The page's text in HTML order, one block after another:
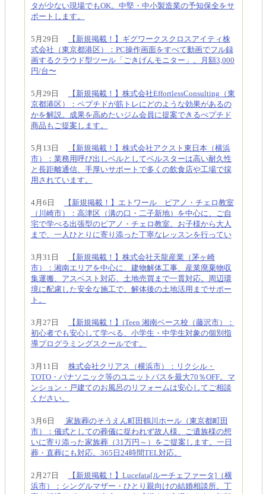
タが少ない現場でもOK。中堅・中小製造業の予知保全をサ
ポートします。
5月29日
【新規掲載！】ギグワークスクロスアイティ株
式会社（東京都港区）：PC操作画面をすべて動画でフル録
画するクラウド型ツール「ごきげんモニター」。月額3,000
円/台〜
5月29日
【新規掲載！】株式会社EffortlessConsulting（東
京都港区）：ペプチドが筋トレにどのような効果があるの
かを解説。成果を高めたいジム会員に提案できるぺプチド
商品もご提案します。
5月13日
【新規掲載！】株式会社アクスト東日本（横浜
市）：業務用呼び出しベルとしてベルスターは高い耐久性
と長距離通信、手厚いサポートで多くの飲食店や工場で採
用されています。
4月6日
【新規掲載！】エトワール ピアノ・チェロ教室
（川崎市）：高津区（溝の口・二子新地）を中心に、ご自
宅で学べる出張型のピアノ・チェロ教室。お子様から大人
まで、一人ひとりに寄り添った丁寧なレッスンを行ってい
3月31日
【新規掲載！】株式会社天龍産業（茅ヶ崎
市）：湘南エリアを中心に、建物解体工事、産業廃棄物収
集運搬、アスベスト対応、土地売買まで一貫対応。周辺環
境に配慮した安全な施工で、解体後の土地活用までサポー
ト。
3月27日
【新規掲載！】iTeen 湘南ベース校（藤沢市）：
初心者でも安心して学べる、小学生・中学生対象の個別指
導プログラミングスクールです。
3月11日 株式会社クリアス（横浜市）：リクシル・
TOTO・パナソニック等のユニットバスを最大70％OFF。マ
ンション・戸建てのお風呂のリフォームは安心してご相談
ください。
3月6日
家族葬のそうえん町田鶴川ホール（東京都町田
市）：儀式としての葬儀に捉われず故人様、ご遺族様の想
いに寄り添った家族葬（31万円～）をご提案します。一日
葬・直葬にも対応。365日24時間TEL対応。
2月27日
【新規掲載！】Lucefata[ルーチェファータ]（横
浜市）：シングルマザー・ひとり親向けの結婚相談所。丁